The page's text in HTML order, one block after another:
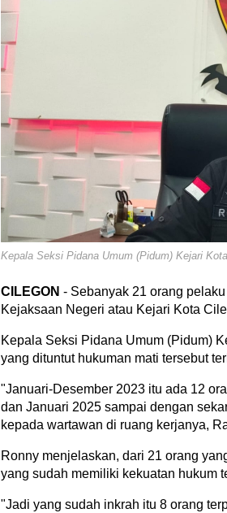
Kepala Seksi Pidana Umum (Pidum) Kejari
CILEGON - Sebanyak 21 orang
Kejaksaan Negeri atau Kejari Kota
Kepala Seksi Pidana Umum (Pidum)
yang dituntut hukuman mati tersebut
"Januari-Desember 2023 itu ada 12
dan Januari 2025 sampai dengan
kepada wartawan di ruang kerjanya,
Ronny menjelaskan, dari 21 orang
yang sudah memiliki kekuatan hukum
"Jadi yang sudah inkrah itu 8 orang